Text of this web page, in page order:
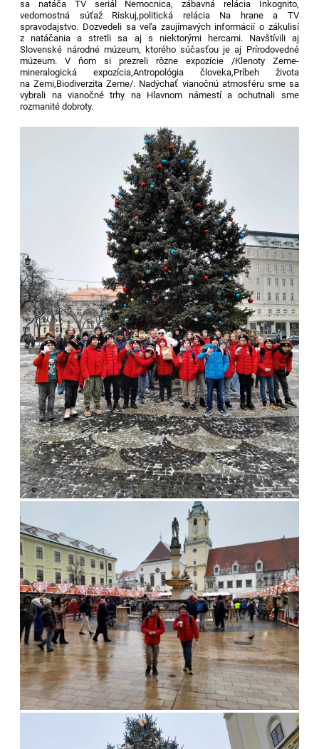
sa natáča TV seriál Nemocnica, zábavná relácia Inkognito,
vedomostná súťaž Riskuj,politická relácia Na hrane a TV
spravodajstvo. Dozvedeli sa veľa zaujímavých informácií o zákulisí
z natáčania a stretli sa aj s niektorými hercami. Navštívili aj
Slovenské národné múzeum, ktorého súčasťou je aj Prírodovedné
múzeum. V ňom si prezreli rôzne expozície /Klenoty Zeme-
mineralogická expozícia,Antropológia človeka,Príbeh života
na Zemi,Biodiverzita Zeme/. Nadýchať vianočnú atmosféru sme sa
vybrali na vianočné trhy na Hlavnom námestí a ochutnali sme
rozmanité dobroty.